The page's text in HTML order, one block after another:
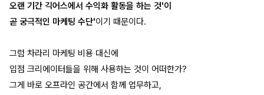
오랜 기간 긱어스에서 수익화 활동을 하는 것'이
곧 궁극적인 마케팅 수단'이기 때문이다.
그럼 차라리 마케팅 비용 대신에
입점 크리에이터들을 위해 사용하는 것이 어떠한가?
그게 바로 오프라인 공간에서 함께 업무하고,